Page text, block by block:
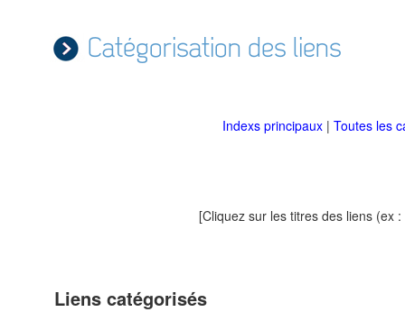
Catégorisation des liens
Indexs principaux | Toutes les
[Cliquez sur les titres des liens (ex :
Liens catégorisés